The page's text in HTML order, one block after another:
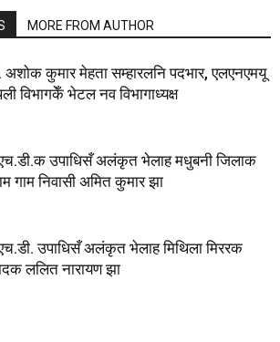
MORE FROM AUTHOR
अशोक कुमार मेहता सम्हारलनि पदभार, एलएनएमयू
विभागकेँ भेटल नव विभागाध्यक्ष
उपाधिसँ अलंकृत भेलाह मधुबनी जिलाक
गाम निवासी अमित कुमार झा
उपाधिसँ अलंकृत भेलाह मिथिला मिररक
ललित नारायण झा